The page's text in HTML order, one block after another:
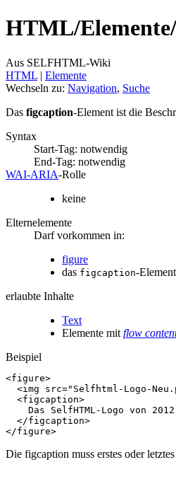
HTML/Elemente/
Aus SELFHTML-Wiki
HTML ‎ | Elemente
Wechseln zu: Navigation, Suche
Das figcaption-Element ist die
Syntax
Start-Tag: notwendig
End-Tag: notwendig
WAI‑ARIA‑Rolle
keine
Elternelemente
Darf vorkommen in:
figure
das figcaption-
erlaubte Inhalte
Text
Elemente mit flow
Beispiel
<figure>
<img src="Selfhtml-Logo-
<figcaption>
Das SelfHTML-Logo von 2012
</figcaption>
</figure>
Die figcaption muss erstes oder